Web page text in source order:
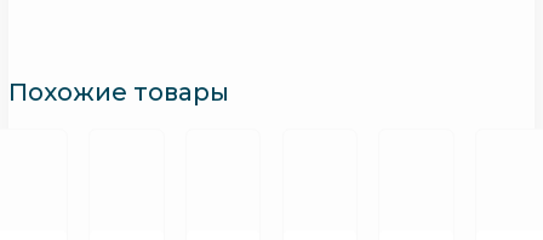
Похожие товары